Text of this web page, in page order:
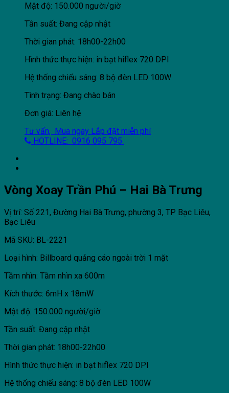
Mật độ: 150.000 người/giờ
Tần suất: Đang cập nhật
Thời gian phát: 18h00-22h00
Hình thức thực hiện: in bạt hiflex 720 DPI
Hệ thống chiếu sáng: 8 bộ đèn LED 100W
Tình trạng: Đang chào bán
Đơn giá: Liên hệ
Tư vấn, Mua ngay Lắp đặt miễn phí
HOTLINE: 0916 095 795
Vòng Xoay Trần Phú – Hai Bà Trưng
Vị trí: Số 221, Đường Hai Bà Trưng, phường 3, TP Bạc Liêu,
Bạc Liêu
Mã SKU: BL-2221
Loại hình: Billboard quảng cáo ngoài trời 1 mặt
Tầm nhìn: Tầm nhìn xa 600m
Kích thước: 6mH x 18mW
Mật độ: 150.000 người/giờ
Tần suất: Đang cập nhật
Thời gian phát: 18h00-22h00
Hình thức thực hiện: in bạt hiflex 720 DPI
Hệ thống chiếu sáng: 8 bộ đèn LED 100W